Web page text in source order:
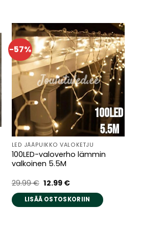
-57%
LED JÄÄPUIKKO VALOKETJU
100LED-valoverho lämmin
valkoinen 5.5M
29.99€ Alkuperäinen
oli:
29.99 €.
12.99 €Nykyinen
on:
12.99 €.
LISÄÄ OSTOSKORIIN